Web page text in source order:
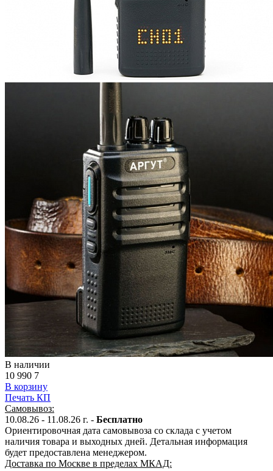
В наличии
10 990 7
В корзину
Печать КП
Самовывоз:
10.08.26 - 11.08.26 г. - Бесплатно
Ориентировочная дата самовывоза со склада с учетом
наличия товара и выходных дней. Детальная информация
будет предоставлена менеджером.
Доставка по Москве в пределах МКАД: